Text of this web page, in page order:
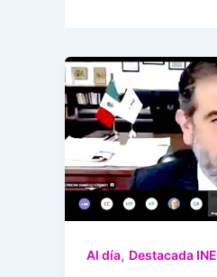
Al día, Destacada INE